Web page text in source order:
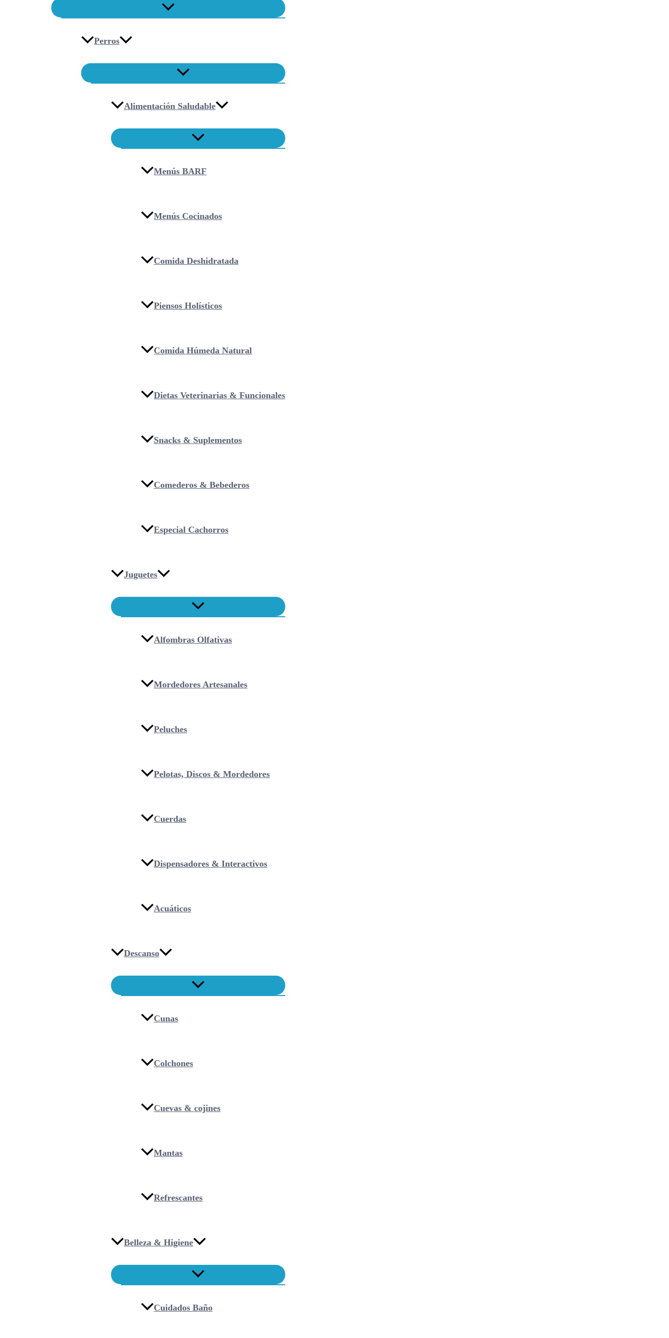
Perros
Alimentación Saludable
Menús BARF
Menús Cocinados
Comida Deshidratada
Piensos Holísticos
Comida Húmeda Natural
Dietas Veterinarias & Funcionales
Snacks & Suplementos
Comederos & Bebederos
Especial Cachorros
Juguetes
Alfombras Olfativas
Mordedores Artesanales
Peluches
Pelotas, Discos & Mordedores
Cuerdas
Dispensadores & Interactivos
Acuáticos
Descanso
Cunas
Colchones
Cuevas & cojines
Mantas
Refrescantes
Belleza & Higiene
Cuidados Baño